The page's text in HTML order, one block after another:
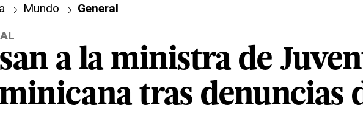
Mundo
General
a la ministra de
tras denuncias